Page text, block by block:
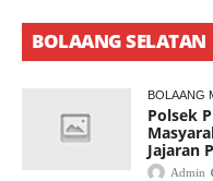
BOLAANG SELATAN
BOLAANG
Polsek
Jajaran
Admin